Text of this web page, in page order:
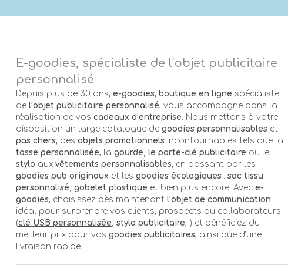
E-goodies, spécialiste de l’objet publicitaire
personnalisé
Depuis plus de 30 ans, e-goodies, boutique en ligne spécialiste
de l’objet publicitaire personnalisé, vous accompagne dans la
réalisation de vos cadeaux d’entreprise. Nous mettons à votre
disposition un large catalogue de goodies personnalisableset
pas chers, des objets promotionnelsincontournables tels que la
tasse personnalisée, la gourde, le porte-clé publicitaire ou le
stylo aux vêtements personnalisables, en passant par les
goodies pub originaux et les goodies écologiques: sac tissu
personnalisé, gobelet plastique et bien plus encore. Avec e-
goodies, choisissez dès maintenant l’objet de communication
idéal pour surprendre vos clients, prospects ou collaborateurs
(clé USB personnalisée, stylo publicitaire…) et bénéficiez du
meilleur prix pour vos goodies publicitaires, ainsi que d’une
livraison rapide.